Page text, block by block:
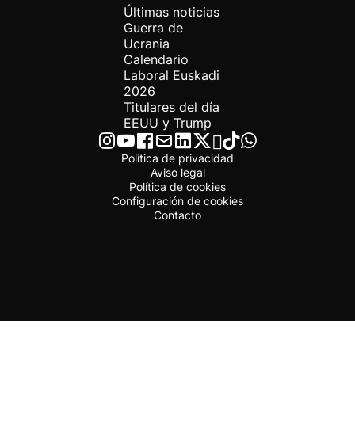
Últimas noticias
Guerra de
Ucrania
Calendario
Laboral Euskadi
2026
Titulares del día
EEUU y Trump
Política de privacidad
Aviso legal
Política de cookies
Configuración de cookies
Contacto